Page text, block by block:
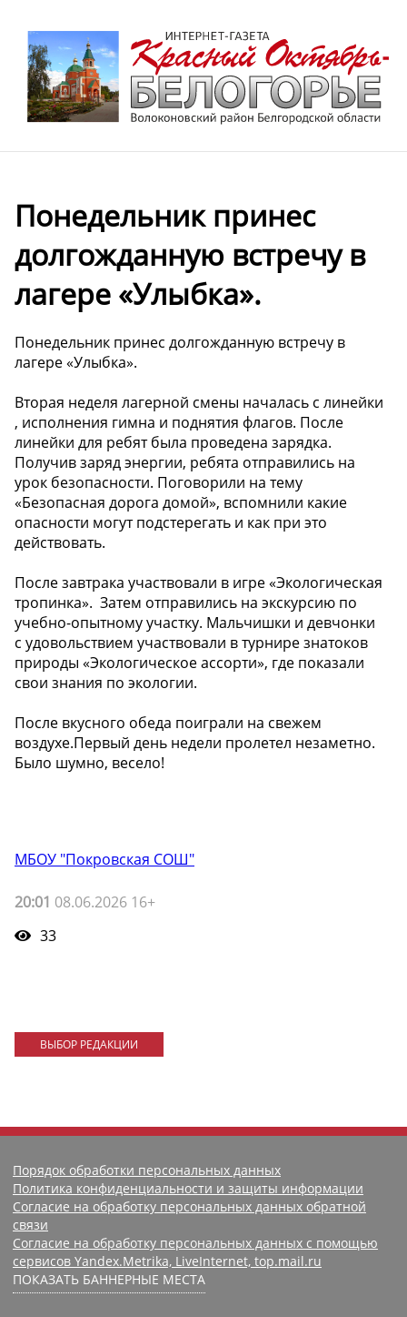
Понедельник принес
долгожданную встречу в
лагере «Улыбка».
Понедельник принес долгожданную встречу в
лагере «Улыбка».
Вторая неделя лагерной смены началась с линейки
, исполнения гимна и поднятия флагов. После
линейки для ребят была проведена зарядка.
Получив заряд энергии, ребята отправились на
урок безопасности. Поговорили на тему
«Безопасная дорога домой», вспомнили какие
опасности могут подстерегать и как при это
действовать.
После завтрака участвовали в игре «Экологическая
тропинка». Затем отправились на экскурсию по
учебно-опытному участку. Мальчишки и девчонки
с удовольствием участвовали в турнире знатоков
природы «Экологическое ассорти», где показали
свои знания по экологии.
После вкусного обеда поиграли на свежем
воздухе.Первый день недели пролетел незаметно.
Было шумно, весело!
МБОУ "Покровская СОШ"
20:01 08.06.2026 16+
33
ВЫБОР РЕДАКЦИИ
Порядок обработки персональных данных
Политика конфиденциальности и защиты информации
Согласие на обработку персональных данных обратной
связи
Согласие на обработку персональных данных с помощью
сервисов Yandex.Metrika, LiveInternet, top.mail.ru
ПОКАЗАТЬ БАННЕРНЫЕ МЕСТА